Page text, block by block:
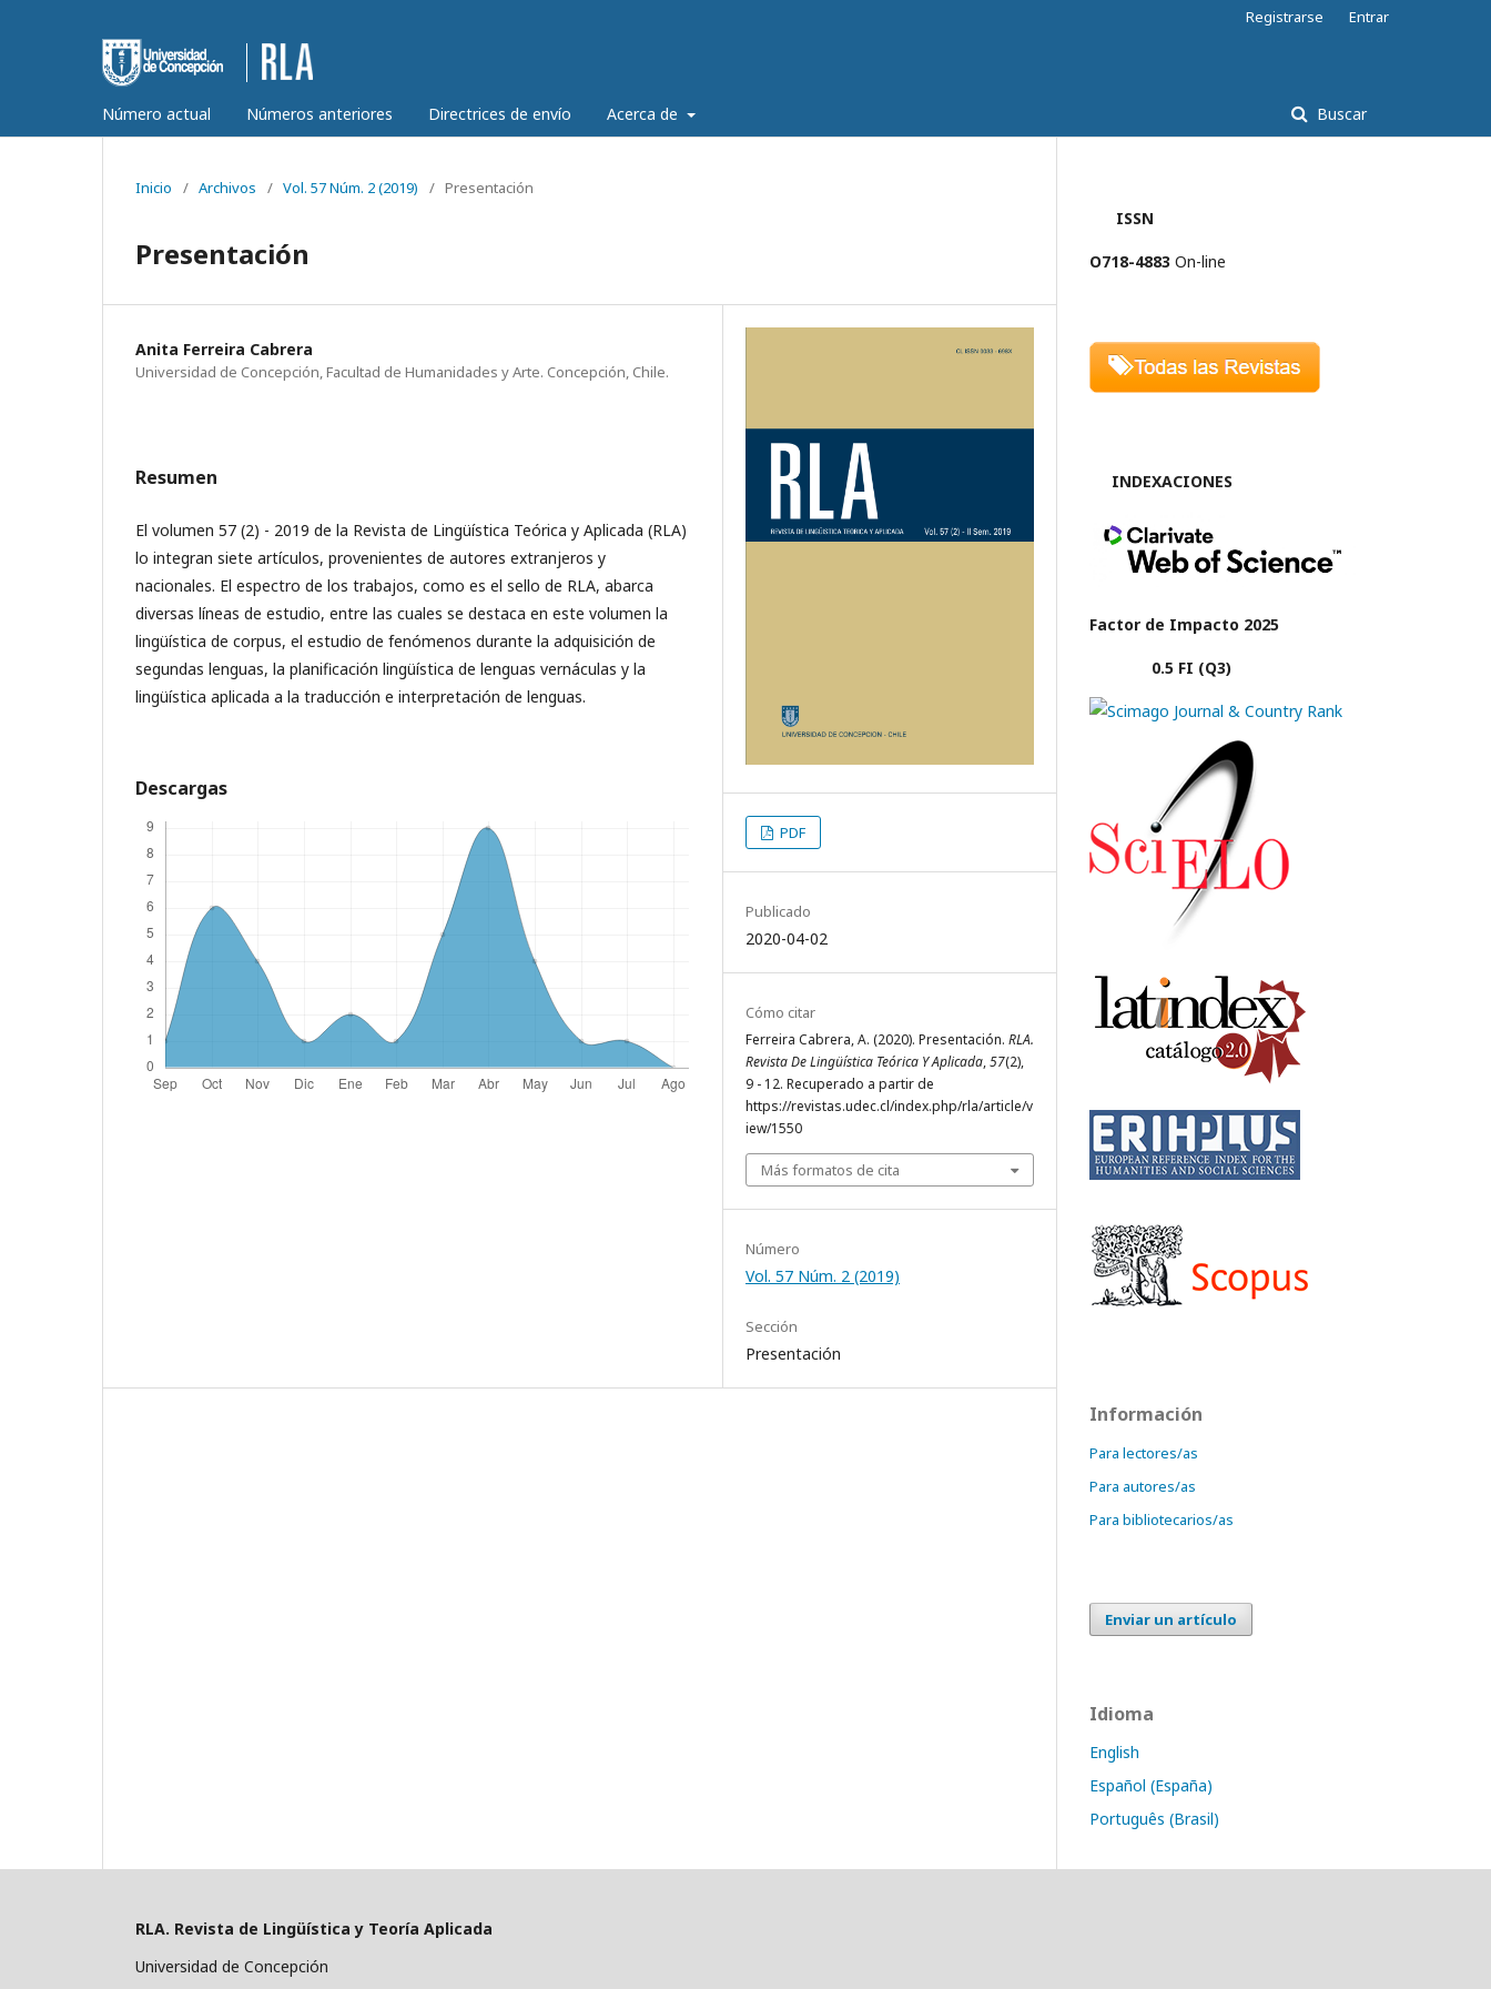
Número actual Números anteriores Directrices de envío Acerca de Buscar
Registrarse Entrar
Inicio / Archivos / Vol. 57 Núm. 2 (2019) / Presentación
Presentación
Anita Ferreira Cabrera
Universidad de Concepción, Facultad de Humanidades y Arte. Concepción, Chile.
Resumen
El volumen 57 (2) - 2019 de la Revista de Lingüística Teórica y Aplicada (RLA)
lo integran siete artículos, provenientes de autores extranjeros y
nacionales. El espectro de los trabajos, como es el sello de RLA, abarca
diversas líneas de estudio, entre las cuales se destaca en este volumen la
lingüística de corpus, el estudio de fenómenos durante la adquisición de
segundas lenguas, la planificación lingüística de lenguas vernáculas y la
lingüística aplicada a la traducción e interpretación de lenguas.
Descargas
PDF
Publicado
2020-04-02
Cómo citar
Ferreira Cabrera, A. (2020). Presentación. RLA.
Revista De Lingüística Teórica Y Aplicada,57(2),
9 - 12. Recuperado a partir de
https://revistas.udec.cl/index.php/rla/article/v
iew/1550
Más formatos de cita
Número
Vol. 57 Núm. 2 (2019)
Sección
Presentación
ISSN
O718-4883 On-line
INDEXACIONES
Factor de Impacto 2025
0.5 FI (Q3)
Información
Para lectores/as
Para autores/as
Para bibliotecarios/as
Enviar un artículo
Idioma
English
Español (España)
Português (Brasil)
RLA. Revista de Lingüística y Teoría Aplicada
Universidad de Concepción